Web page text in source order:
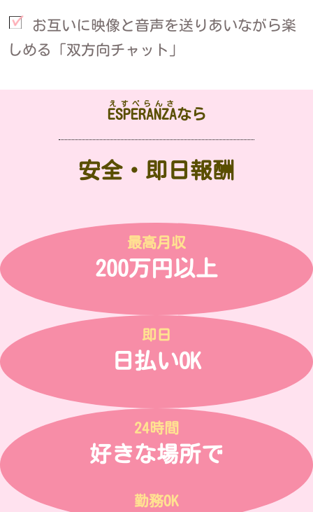
お互いに映像と音声を送りあいながら楽
しめる「双方向チャット」
ESPERANZA
えすぺらんさ
なら
安全・即日報酬
最高月収
200万円以上
即日
日払いOK
24時間
好きな場所で
勤務OK